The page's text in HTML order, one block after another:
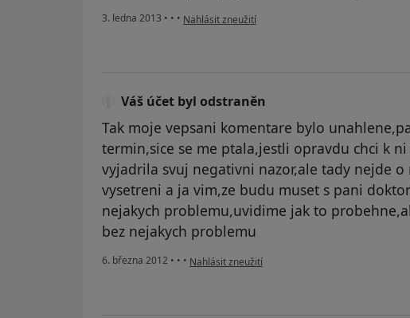
3. ledna 2013 • • • podle názoru uživatele Váš účet byl odstraněn
Nahlásit zneužití
Váš účet byl odstraněn
Tak moje vepsani komentare bylo
termin,sice se me ptala,jestli opravdu chci k
vyjadrila svuj negativni nazor,ale tady nejde o
vysetreni a ja vim,ze budu muset s pani
nejakych problemu,uvidime jak to
bez nejakych problemu
6. března 2012 • • • podle názoru uživatele Váš účet byl odstraněn
Nahlásit zneužití